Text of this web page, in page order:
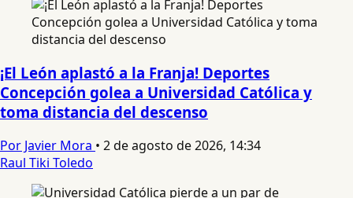
¡El León aplastó a la Franja! Deportes
Concepción golea a Universidad Católica y
toma distancia del descenso
Por Javier Mora • 2 de agosto de 2026, 14:34
Raul Tiki Toledo